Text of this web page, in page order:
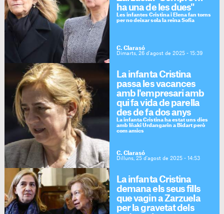
ha una de les dues"
Les infantes Cristina i Elena fan torns
per no deixar sola la reina Sofia
C. Clarasó
Dimarts, 26 d'agost de 2025 - 15:39
La infanta Cristina
passa les vacances
amb l'empresari amb
qui fa vida de parella
des de fa dos anys
La infanta Cristina ha estat uns dies
amb Iñaki Urdangarin a Bidart però
com amics
C. Clarasó
Dilluns, 25 d'agost de 2025 - 14:53
La infanta Cristina
demana els seus fills
que vagin a Zarzuela
per la gravetat dels